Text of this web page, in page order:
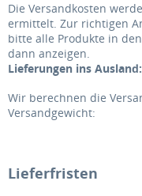
Die Versandkosten
ermittelt. Zur richtigen
bitte alle Produkte in
dann anzeigen.
Lieferungen ins Ausland:
Wir berechnen die
Versandgewicht:
Lieferfristen